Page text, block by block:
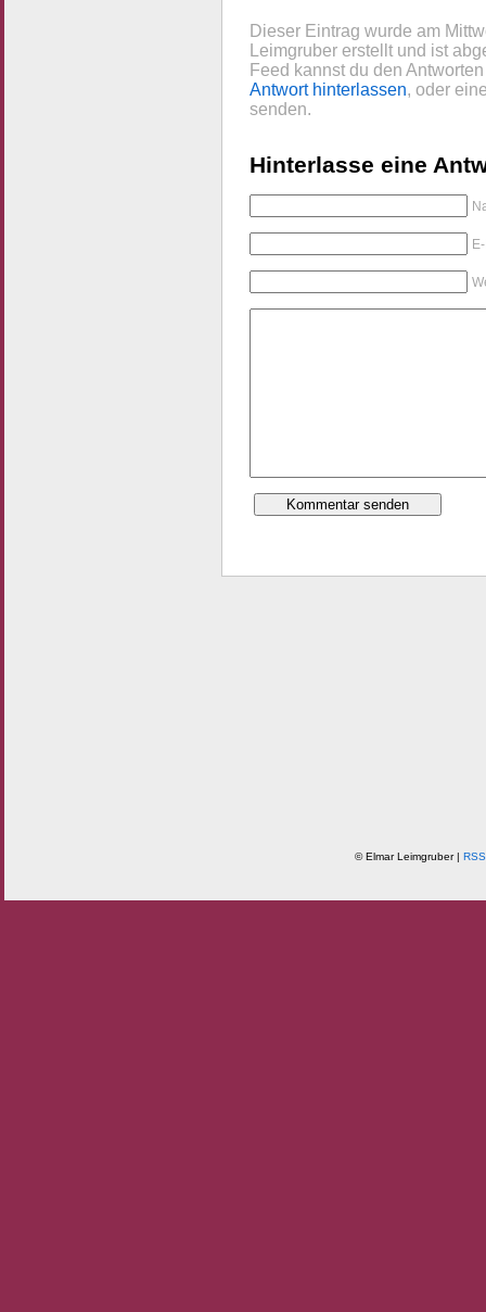
Dieser Eintrag wurde am
Leimgruber erstellt und ist
Feed kannst du den
Antwort hinterlassen, oder
senden.
Hinterlasse eine
© Elmar Leimgruber |